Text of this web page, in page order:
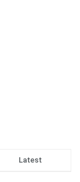
Latest